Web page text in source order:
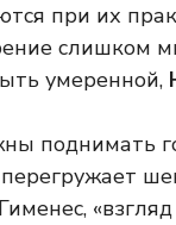
при их
слишком
умеренной,
поднимать
перегружает